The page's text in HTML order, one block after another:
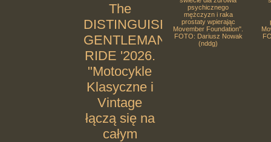
The
DISTINGUISHED
GENTLEMANS
RIDE '2026.
"Motocykle
Klasyczne i
Vintage
łączą się na
całym
psychicznego
mężczyzn i raka
prostaty wpierając
Movember Foundation".
FOTO: Dariusz Nowak
(nddg)